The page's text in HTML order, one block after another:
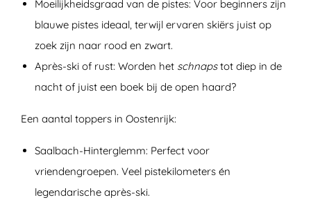
Moeilijkheidsgraad van de pistes: Voor beginners zijn
blauwe pistes ideaal, terwijl ervaren skiërs juist op
zoek zijn naar rood en zwart.
Après-ski of rust: Worden het schnapstot diep in de
nacht of juist een boek bij de open haard?
Een aantal toppers in Oostenrijk:
Saalbach-Hinterglemm: Perfect voor
vriendengroepen. Veel pistekilometers én
legendarische après-ski.